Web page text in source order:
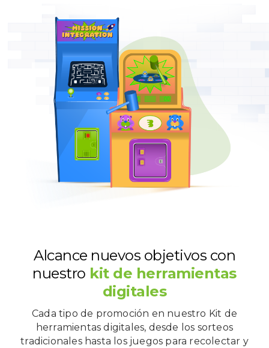
Alcance nuevos objetivos con
nuestro kit de herramientas
digitales
Cada tipo de promoción en nuestro Kit de
herramientas digitales, desde los sorteos
tradicionales hasta los juegos para recolectar y